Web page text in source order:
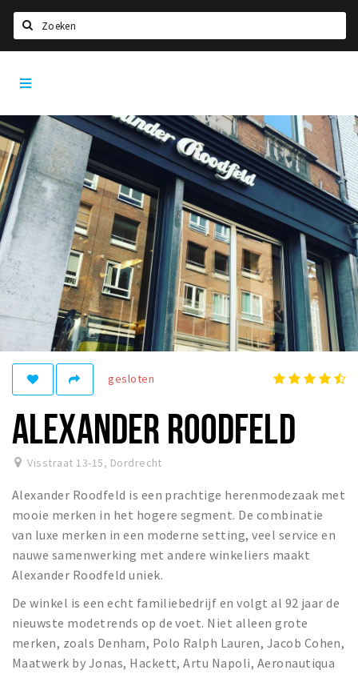
Home
Agenda
Bioscoopagenda
Deals
Nieuws
Leuke tips & trends
Interviews
Eten
Drinken
Slapen
Recreatief
Winkelgebieden
Parkeren
Bezienswaardigheden
Musea, theaters & podia
Uitjes & activiteiten
Toeristische routes
Sport
Natuur
gesloten
ALEXANDER ROODFELD
Visstraat 13-15, Dordrecht
Alexander Roodfeld is een prachtige herenmodezaak met
mooie merken in het hogere segment. De combinatie
van luxe merken in een moderne setting, veel service en
nauwe samenwerking met andere winkeliers maakt
Alexander Roodfeld uniek.
De winkel is een echt familiebedrijf en volgt al 92 jaar de
nieuwste modetrends op de voet. Niet alleen grote
merken, zoals Denham, Polo Ralph Lauren, Jacob Cohen,
Maatwerk by Jonas, Hackett, Artu Napoli, Aeronautiqua